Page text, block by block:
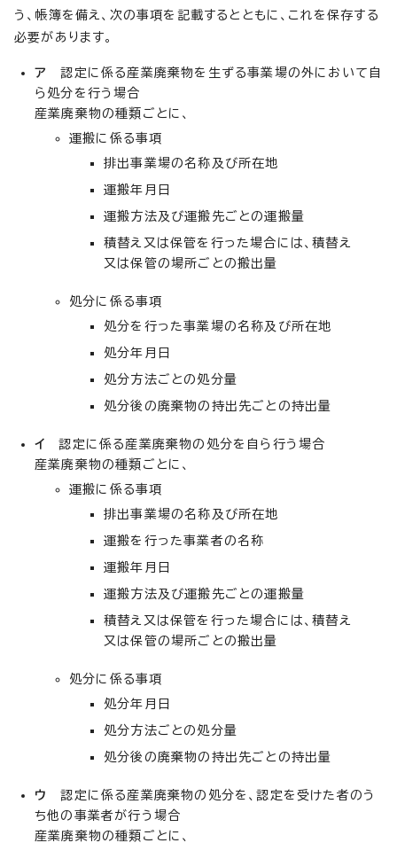
う、帳簿を備え、次の事項を記載するとともに、これを保存する
必要があります。
ア認定に係る産業廃棄物を生ずる事業場の外において自
ら処分を行う場合
産業廃棄物の種類ごとに、
運搬に係る事項
排出事業場の名称及び所在地
運搬年月日
運搬方法及び運搬先ごとの運搬量
積替え又は保管を行った場合には、積替え
又は保管の場所ごとの搬出量
処分に係る事項
処分を行った事業場の名称及び所在地
処分年月日
処分方法ごとの処分量
処分後の廃棄物の持出先ごとの持出量
イ認定に係る産業廃棄物の処分を自ら行う場合
産業廃棄物の種類ごとに、
運搬に係る事項
排出事業場の名称及び所在地
運搬を行った事業者の名称
運搬年月日
運搬方法及び運搬先ごとの運搬量
積替え又は保管を行った場合には、積替え
又は保管の場所ごとの搬出量
処分に係る事項
処分年月日
処分方法ごとの処分量
処分後の廃棄物の持出先ごとの持出量
ウ認定に係る産業廃棄物の処分を、認定を受けた者のう
ち他の事業者が行う場合
産業廃棄物の種類ごとに、